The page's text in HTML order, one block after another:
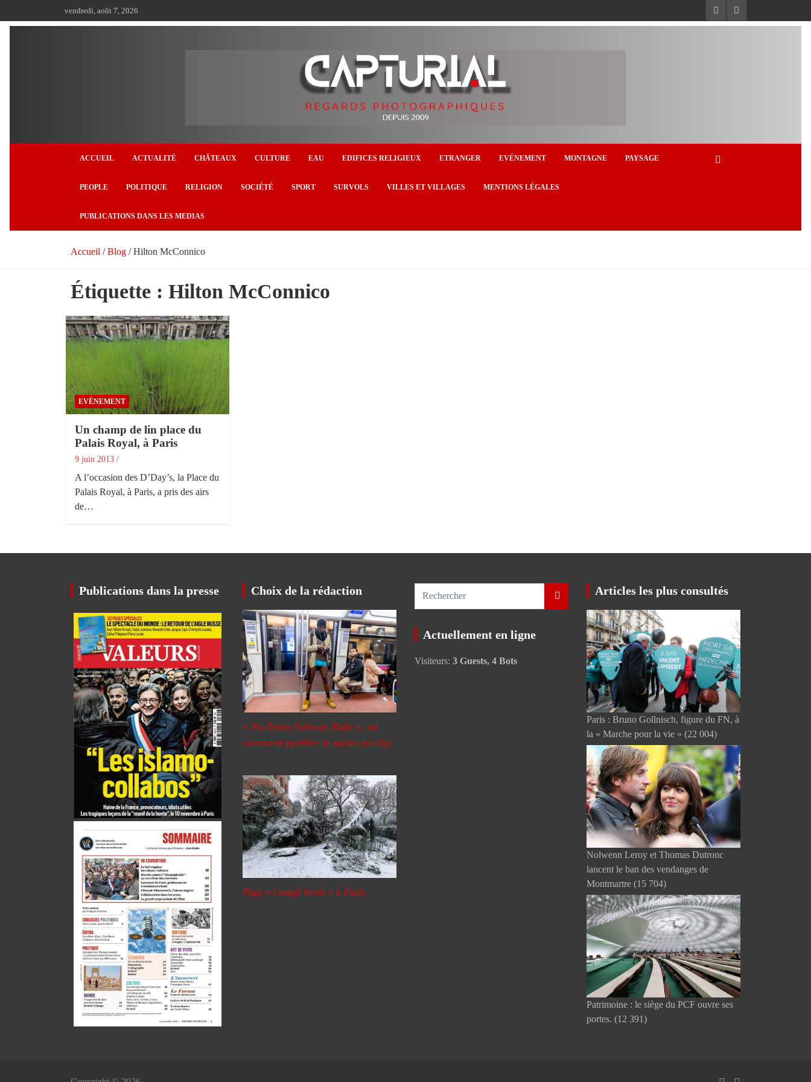
au
vendredi, août 7, 2026
ACCUEIL ACTUALITÉ CHÂTEAUX CULTURE EAU EDIFICES RELIGIEUX ETRANGER EVÉNEMENT MONTAGNE PAYSAGE
PEOPLE POLITIQUE RELIGION SOCIÉTÉ SPORT SURVOLS VILLES ET VILLAGES MENTIONS LÉGALES
PUBLICATIONS DANS LES MEDIAS
Accueil Blog Hilton McConnico
Étiquette : Hilton McConnico
EVÉNEMENT
Un champ de lin place du
Palais Royal, à Paris
9 juin 2013
A l’occasion des D’Day’s, la Place du
Palais Royal, à Paris, a pris des airs
de…
Publications dans la presse Choix de la rédaction
« No Pants Subway Ride », ou
comment prendre le métro en slip
Plan « Grand froid » à Paris.
r
Actuellement en ligne
Visiteurs: 3 Guests, 4 Bots
Articles les plus consultés
Paris : Bruno Gollnisch, figure du FN, à
la « Marche pour la vie » (22 004)
Nolwenn Leroy et Thomas Dutronc
lancent le ban des vendanges de
Montmartre (15 704)
Patrimoine : le siège du PCF ouvre ses
portes. (12 391)